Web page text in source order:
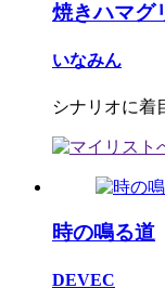
焼きハマグ
いなみん
シナリオに着
時の鳴る道
DEVEC